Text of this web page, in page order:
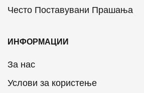
Често Поставувани Прашања
ИНФОРМАЦИИ
За нас
Услови за користење